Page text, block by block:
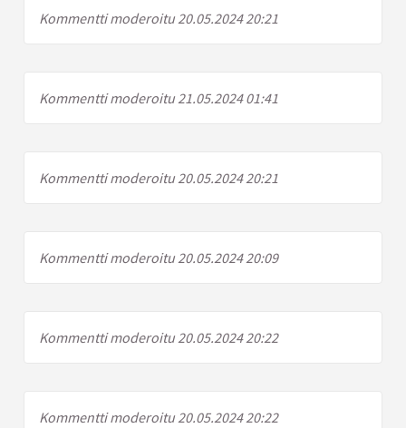
Kommentti moderoitu 20.05.2024 20:21
Kommentti moderoitu 21.05.2024 01:41
Kommentti moderoitu 20.05.2024 20:21
Kommentti moderoitu 20.05.2024 20:09
Kommentti moderoitu 20.05.2024 20:22
Kommentti moderoitu 20.05.2024 20:22